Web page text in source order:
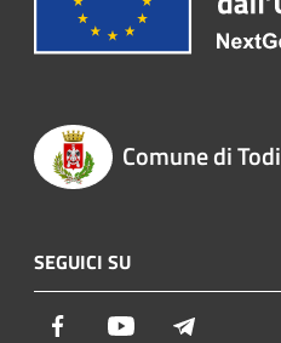
Comune di Todi
SEGUICI SU
Facebook Youtube